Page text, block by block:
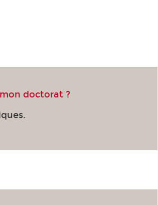
doctorat ?